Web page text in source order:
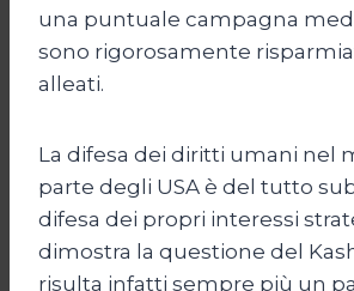
una puntuale campagna
sono rigorosamente
alleati.
La difesa dei diritti umani nel
parte degli USA è del tutto
difesa dei propri interessi
dimostra la questione del
risulta infatti sempre più un